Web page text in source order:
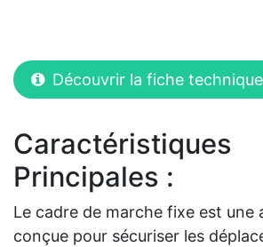
Découvrir la fiche
Caractéristiques
Principales :
Le cadre de marche fixe est une
conçue pour sécuriser les